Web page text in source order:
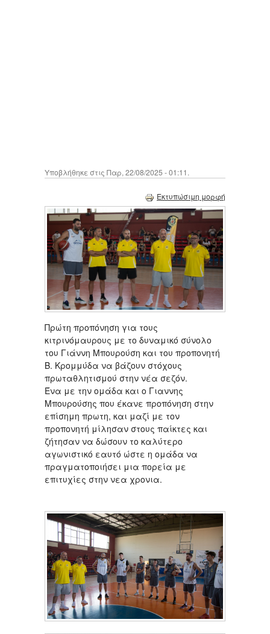
Υποβλήθηκε στις Παρ, 22/08/2025 - 01:11.
Εκτυπώσιμη μορφή
Πρώτη προπόνηση για τους
κιτρινόμαυρους με το δυναμικό σύνολο
του Γιάννη Μπουρούση και του προπονητή
Β. Κρομμύδα να βάζουν στόχους
πρωταθλητισμού στην νέα σεζόν.
Ένα με την ομάδα και ο Γιαννης
Μπουρούσης που έκανε προπόνηση στην
επίσημη πρωτη, και μαζί με τον
προπονητή μίλησαν στους παίκτες και
ζήτησαν να δώσουν το καλύτερο
αγωνιστικό εαυτό ώστε η ομάδα να
πραγματοποιήσει μια πορεία με
επιτυχίες στην νεα χρονια.